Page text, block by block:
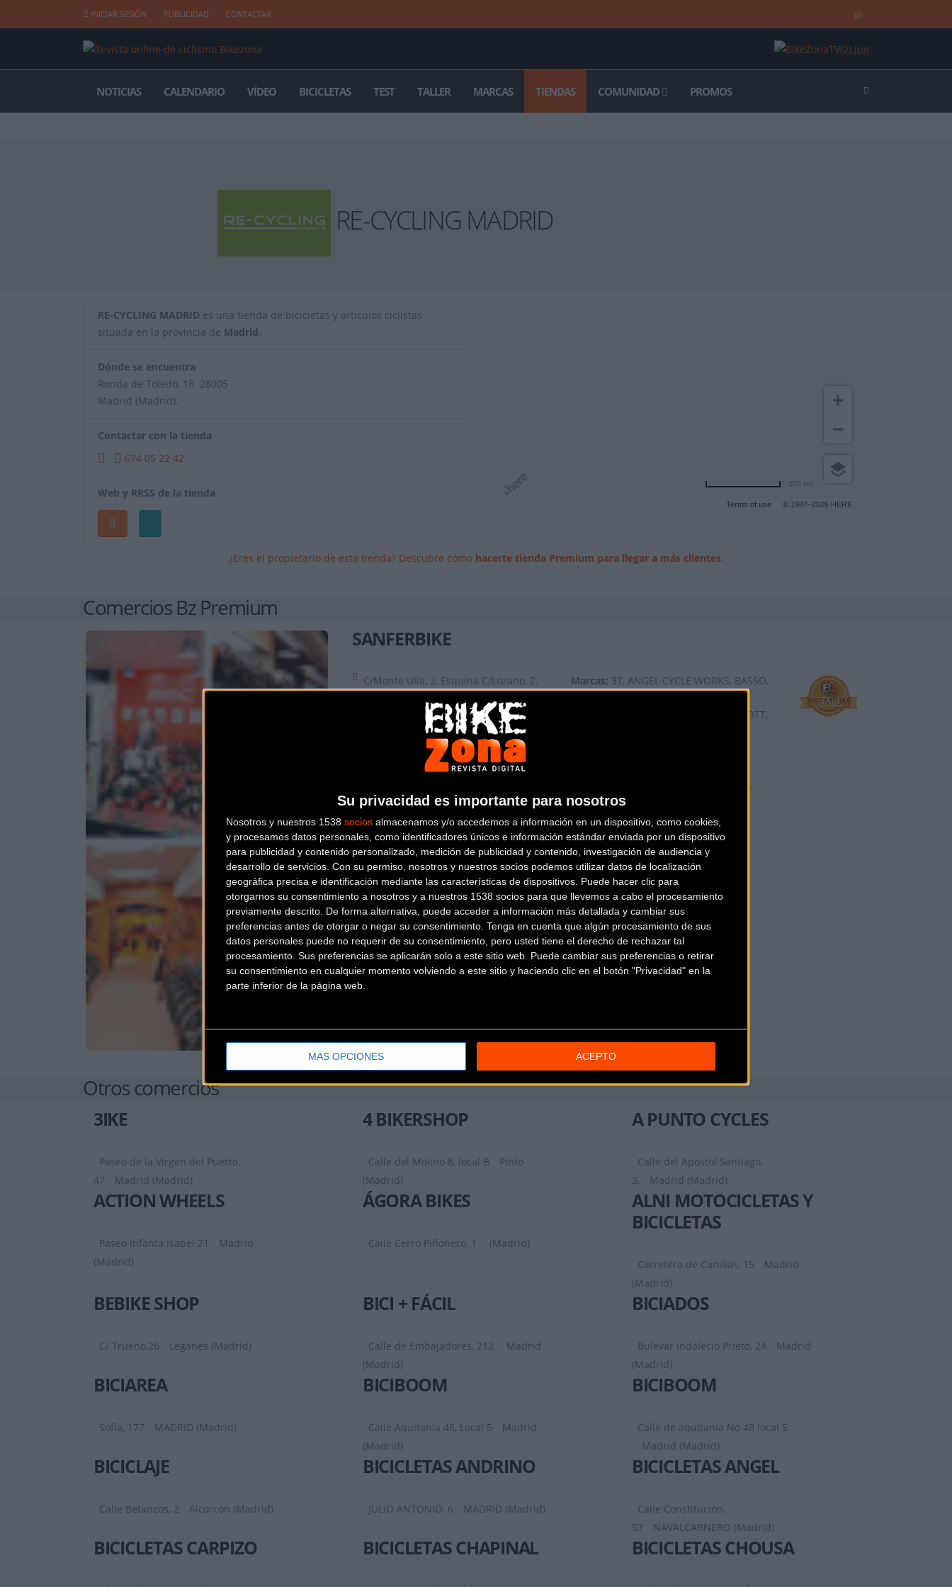
Su privacidad es importante para nosotros
Nosotros y nuestros 1538 socios almacenamos y/o accedemos a información en un dispositivo, como cookies,
y procesamos datos personales, como identificadores únicos e información estándar enviada por un dispositivo
para publicidad y contenido personalizado, medición de publicidad y contenido, investigación de audiencia y
desarrollo de servicios. Con su permiso, nosotros y nuestros socios podemos utilizar datos de localización
geográfica precisa e identificación mediante las características de dispositivos. Puede hacer clic para
otorgarnos su consentimiento a nosotros y a nuestros 1538 socios para que llevemos a cabo el procesamiento
previamente descrito. De forma alternativa, puede acceder a información más detallada y cambiar sus
preferencias antes de otorgar o negar su consentimiento. Tenga en cuenta que algún procesamiento de sus
datos personales puede no requerir de su consentimiento, pero usted tiene el derecho de rechazar tal
procesamiento. Sus preferencias se aplicarán solo a este sitio web. Puede cambiar sus preferencias o retirar
su consentimiento en cualquier momento volviendo a este sitio y haciendo clic en el botón "Privacidad" en la
parte inferior de la página web.
MÁS OPCIONES ACEPTO
INICIAR SESIÓN PUBLICIDAD CONTACTAR
NOTICIAS CALENDARIO VÍDEO BICICLETAS TEST TALLER MARCAS TIENDAS COMUNIDAD PROMOS
RE-CYCLING MADRID
RE-CYCLING MADRID es una tienda de bicicletas y artículos ciclistas
situada en la provincia de Madrid
Dónde se encuentra
Ronda de Toledo, 18 28005
Madrid (Madrid).
Contactar con la tienda
674 05 22 42
Web y RRSS de la tienda
Terms of use © 1987–2026 HERE
200 km
¿Eres el propietario de esta tienda? Descubre cómo hacerte tienda Premium para llegar a más clientes.
Comercios Bz Premium
SANFERBIKE
C/Monte Ulía, 2, Esquina C/Lozano, 2.
(Madrid)
Marcas: 3T, ANGEL CYCLE WORKS, BASSO,
BMC, CANNONDALE, GIANT, LIV, LOOK
BIKES, OPEN, ORBEA, SANTACRUZ, SCOTT,
Sanferbike con 3 tiendas físicas en Madrid así como tienda online, es una de las
Otros comercios
3IKE
Paseo de la Virgen del Puerto,
47
Madrid (Madrid)
4 BIKERSHOP
Calle del Molino 8, local B
Pinto
(Madrid)
A PUNTO CYCLES
Calle del Apóstol Santiago,
3,
Madrid (Madrid)
ACTION WHEELS
Paseo Infanta Isabel 21
Madrid
(Madrid)
ÁGORA BIKES
Calle Cerro Piñonero, 1 (Madrid)
ALNI MOTOCICLETAS Y
BICICLETAS
Carretera de Canillas, 15
Madrid
(Madrid)
BEBIKE SHOP
C/ Trueno,26 Leganés (Madrid)
BICI + FÁCIL
Calle de Embajadores, 212
Madrid
(Madrid)
BICIADOS
Bulevar Indalecio Prieto, 24
Madrid
(Madrid)
BICIAREA
Sofía, 177 MADRID (Madrid)
BICIBOOM
Calle Aquitania 48, Local 5
Madrid
(Madrid)
BICIBOOM
Calle de aquitania No 48 local 5
Madrid (Madrid)
BICICLAJE
Calle Betanzos, 2 Alcorcón (Madrid)
BICICLETAS ANDRINO
JULIO ANTONIO, 6 MADRID (Madrid)
BICICLETAS ANGEL
Calle Constitución,
57
NAVALCARNERO (Madrid)
BICICLETAS CARPIZO BICICLETAS CHAPINAL BICICLETAS CHOUSA